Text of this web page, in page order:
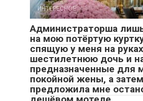
ИНТЕРЕСНОЕ
Администраторша
на мою потёртую
спящую у меня на руках
шестилетнюю дочь и
предназначенные для
покойной жены, а затем
предложила мне